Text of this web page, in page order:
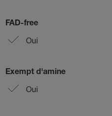
FAD-free
Oui
Exempt d'amine
Oui